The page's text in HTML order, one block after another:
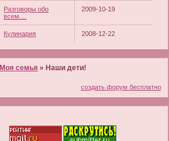
Разговоры обо
всем....
2009-10-19
Кулинария 2008-12-22
Моя семья » Наши дети!
создать форум бесплатно